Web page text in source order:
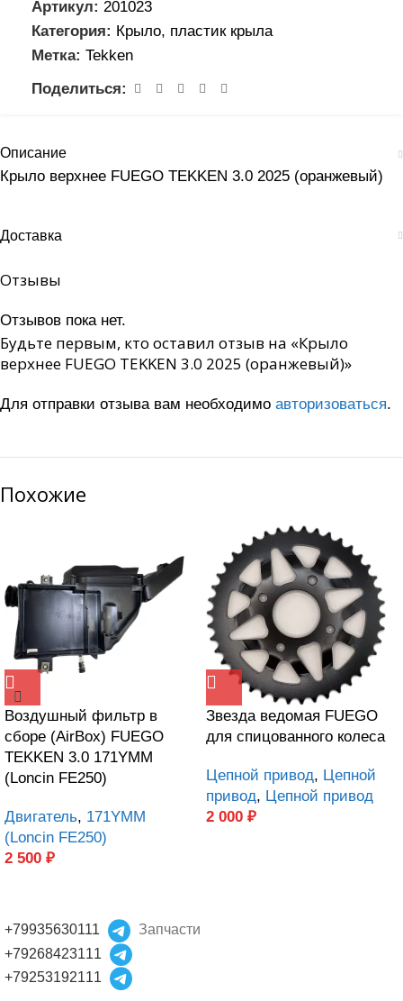
Артикул: 201023
Категория: Крыло, пластик крыла
Метка: Tekken
Поделиться:
Описание
Крыло верхнее FUEGO TEKKEN 3.0 2025 (оранжевый)
Доставка
Отзывы
Отзывов пока нет.
Будьте первым, кто оставил отзыв на «Крыло
верхнее FUEGO TEKKEN 3.0 2025 (оранжевый)»
Для отправки отзыва вам необходимо авторизоваться.
Похожие
Воздушный фильтр в
сборе (AirBox) FUEGO
TEKKEN 3.0 171YMM
(Loncin FE250)
Двигатель, 171YMM
(Loncin FE250)
2 500 ₽
Звезда ведомая FUEGO
для спицованного колеса
Цепной привод, Цепной
привод, Цепной привод
2 000 ₽
+79935630111
Запчасти
+79268423111
+79253192111